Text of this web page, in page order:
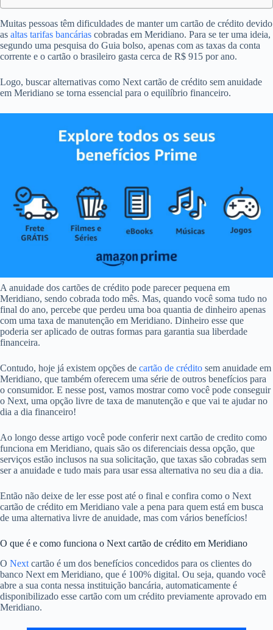
Muitas pessoas têm dificuldades de manter um cartão de crédito devido
as altas tarifas bancárias cobradas em Meridiano. Para se ter uma ideia,
segundo uma pesquisa do Guia bolso, apenas com as taxas da conta
corrente e o cartão o brasileiro gasta cerca de R$ 915 por ano.
Logo, buscar alternativas como Next cartão de crédito sem anuidade
em Meridiano se torna essencial para o equilíbrio financeiro.
A anuidade dos cartões de crédito pode parecer pequena em
Meridiano, sendo cobrada todo mês. Mas, quando você soma tudo no
final do ano, percebe que perdeu uma boa quantia de dinheiro apenas
com uma taxa de manutenção em Meridiano. Dinheiro esse que
poderia ser aplicado de outras formas para garantia sua liberdade
financeira.
Contudo, hoje já existem opções de cartão de crédito sem anuidade em
Meridiano, que também oferecem uma série de outros benefícios para
o consumidor. E nesse post, vamos mostrar como você pode conseguir
o Next, uma opção livre de taxa de manutenção e que vai te ajudar no
dia a dia financeiro!
Ao longo desse artigo você pode conferir next cartão de credito como
funciona em Meridiano, quais são os diferenciais dessa opção, que
serviços estão inclusos na sua solicitação, que taxas são cobradas sem
ser a anuidade e tudo mais para usar essa alternativa no seu dia a dia.
Então não deixe de ler esse post até o final e confira como o Next
cartão de crédito em Meridiano vale a pena para quem está em busca
de uma alternativa livre de anuidade, mas com vários benefícios!
O que é e como funciona o Next cartão de crédito em Meridiano
O Next cartão é um dos benefícios concedidos para os clientes do
banco Next em Meridiano, que é 100% digital. Ou seja, quando você
abre a sua conta nessa instituição bancária, automaticamente é
disponibilizado esse cartão com um crédito previamente aprovado em
Meridiano.